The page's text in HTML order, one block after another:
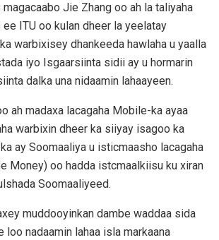
magacaabo Jie Zhang oo ah la taliyaha
ee ITU oo kulan dheer la yeelatay
warbixisey dhankeeda hawlaha u yaalla
iyo Isgaarsiinta sidii ay u hormarin
dalka una nidaamin lahaayeen.
ah madaxa lacagaha Mobile-ka ayaa
warbixin dheer ka siiyay isagoo ka
ay Soomaaliya u isticmaasho lacagaha
Money) oo hadda istcmaalkiisu ku xiran
Soomaaliyeed.
muddooyinkan dambe waddaa sida
loo nadaamin lahaa isla markaana